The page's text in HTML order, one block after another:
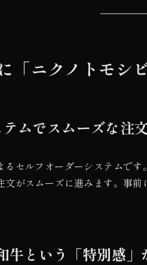
「ニクノトモシ
ムでスムーズな注
るセルフオーダーシステムで
文がスムーズに進みます。事
という「特別感」